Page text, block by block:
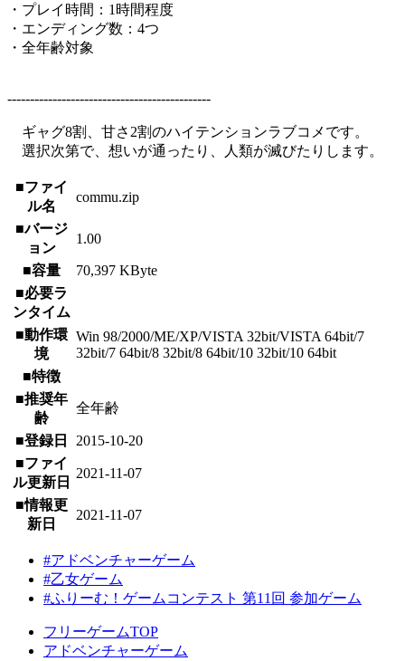
・プレイ時間：1時間程度
・エンディング数：4つ
・全年齢対象
---------------------------------------------
ギャグ8割、甘さ2割のハイテンションラブコメです。
選択次第で、想いが通ったり、人類が滅びたりします。
■ファイ
ル名
commu.zip
■バージ
ョン
1.00
■容量
70,397 KByte
■必要ラ
ンタイム
■動作環
境
Win 98/2000/ME/XP/VISTA 32bit/VISTA 64bit/7
32bit/7 64bit/8 32bit/8 64bit/10 32bit/10 64bit
■特徴
■推奨年
齢
全年齢
■登録日
2015-10-20
■ファイ
ル更新日
2021-11-07
■情報更
新日
2021-11-07
#アドベンチャーゲーム
#乙女ゲーム
#ふりーむ！ゲームコンテスト 第11回 参加ゲーム
フリーゲームTOP
アドベンチャーゲーム